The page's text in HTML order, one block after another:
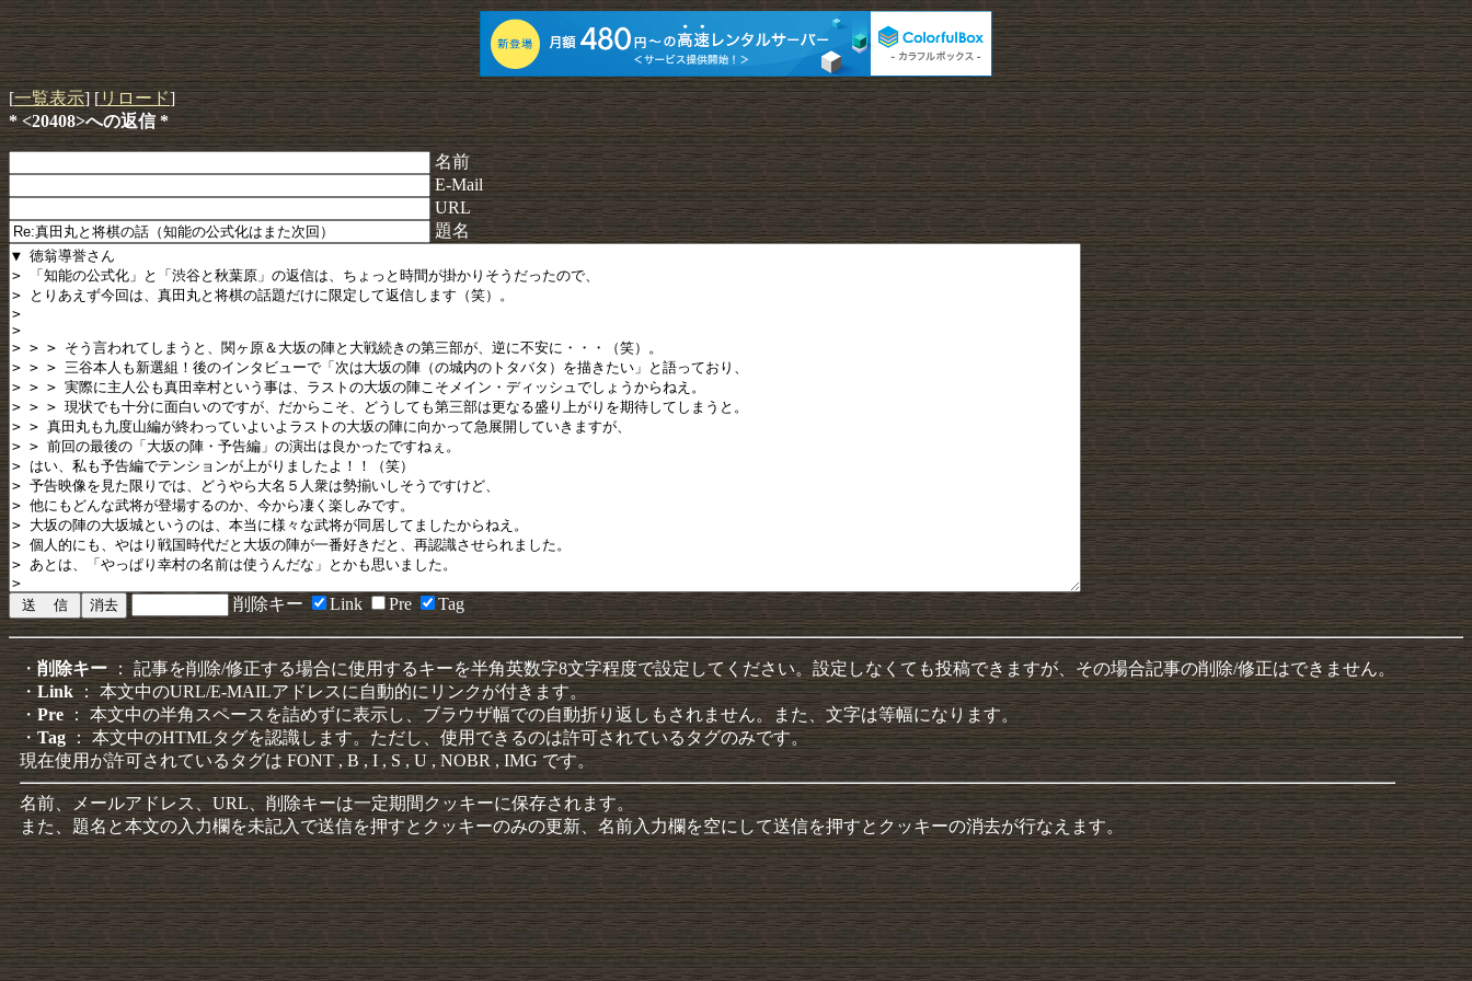
[一覧表示] [リロード]
* <20408>への返信 *
名前
E-Mail
URL
題名
削除キー Link Pre Tag
・ 削除キー： 記事を削除/修正する場合に使用するキーを半角英数字8文字程度で設定してください。設定しなくても投稿できますが、その場合記事の削除/修正はできません。
・Link： 本文中のURL/E-MAILアドレスに自動的にリンクが付きます。
・Pre ： 本文中の半角スペースを詰めずに表示し、ブラウザ幅での自動折り返しもされません。また、文字は等幅になります。
・Tag： 本文中のHTMLタグを認識します。ただし、使用できるのは許可されているタグのみです。
現在使用が許可されているタグは FONT , B , I , S , U , NOBR , IMG です。
名前、メールアドレス、URL、削除キーは一定期間クッキーに保存されます。
また、題名と本文の入力欄を未記入で送信を押すとクッキーのみの更新、名前入力欄を空にして送信を押すとクッキーの消去が行なえます。